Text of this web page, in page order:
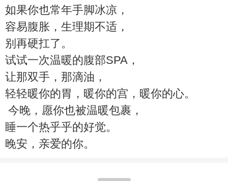
如果你也常年手脚冰凉，
容易腹胀，生理期不适，
别再硬扛了。
试试一次温暖的腹部SPA，
让那双手，那滴油，
轻轻暖你的胃，暖你的宫，暖你的心。
今晚，愿你也被温暖包裹，
睡一个热乎乎的好觉。
晚安，亲爱的你。